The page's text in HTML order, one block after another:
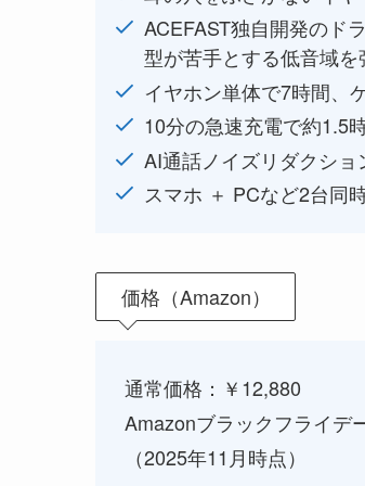
ACEFAST独自開発のド
型が苦手とする低音域を
イヤホン単体で7時間、
10分の急速充電で約1.5
AI通話ノイズリダクシ
スマホ ＋ PCなど2台同
価格（Amazon）
通常価格：￥12,880
Amazonブラックフライデ
（2025年11月時点）